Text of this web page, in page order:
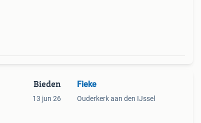
Bieden
13 jun 26
Fieke
Ouderkerk aan den IJssel